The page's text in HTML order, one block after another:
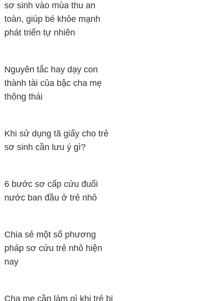
sơ sinh vào mùa thu an
toàn, giúp bé khỏe mạnh
phát triển tự nhiên
Nguyên tắc hay dạy con
thành tài của bậc cha mẹ
thông thái
Khi sử dụng tã giấy cho trẻ
sơ sinh cần lưu ý gì?
6 bước sơ cấp cứu đuối
nước ban đầu ở trẻ nhỏ
Chia sẻ một số phương
pháp sơ cứu trẻ nhỏ hiện
nay
Cha mẹ cần làm gì khi trẻ bị